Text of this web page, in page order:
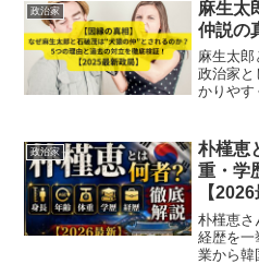
政治家
麻生太
仲説の
麻生太郎
政治家と
かりやす
政治家
朴槿恵
重・学
【2026
朴槿恵さ
経歴を一
業から韓